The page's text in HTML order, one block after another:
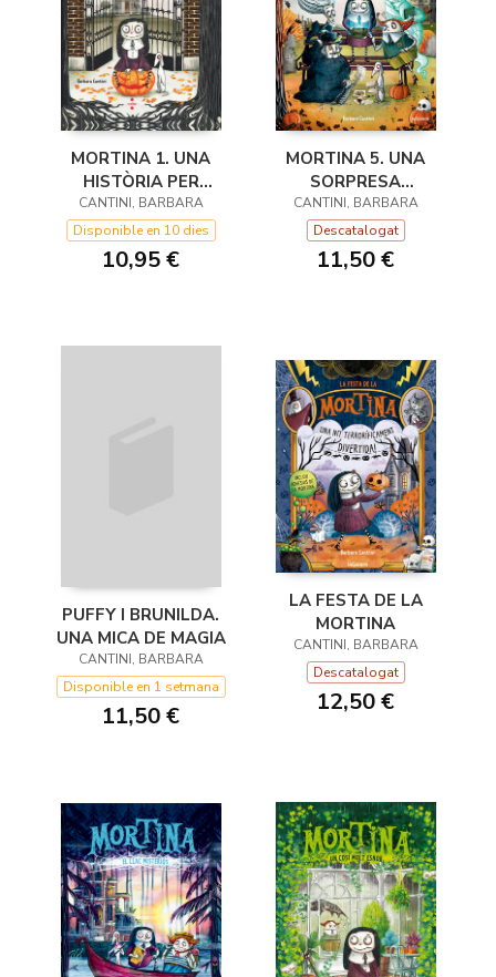
MORTINA 1. UNA
HISTÒRIA PER
MORIR-SE DE RIURE
CANTINI, BARBARA
Disponible en 10 dies
10,95 €
MORTINA 5. UNA
SORPRESA
ESPATERRANT
CANTINI, BARBARA
Descatalogat
11,50 €
PUFFY I BRUNILDA.
UNA MICA DE MAGIA
CANTINI, BARBARA
Disponible en 1 setmana
11,50 €
LA FESTA DE LA
MORTINA
CANTINI, BARBARA
Descatalogat
12,50 €